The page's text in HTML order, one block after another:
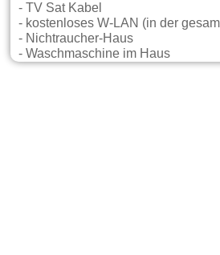
- TV Sat Kabel
- kostenloses W-LAN (in der
- Nichtraucher-Haus
- Waschmaschine im Haus